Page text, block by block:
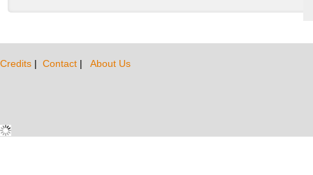
Credits | Contact | About Us